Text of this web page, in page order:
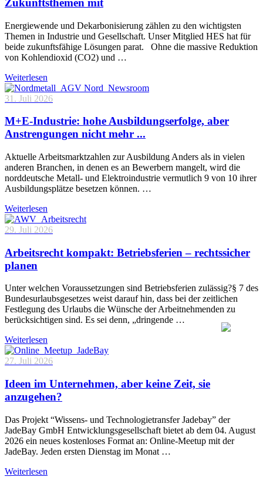
Zukunftsthemen mit
Energiewende und Dekarbonisierung zählen zu den wichtigsten
Themen in Industrie und Gesellschaft. Unser Mitglied HES hat für
beide zukunftsfähige Lösungen parat. Ohne die massive Reduktion
von Kohlendioxid (CO2) und …
Weiterlesen
31. Juli 2026
M+E-Industrie: hohe Ausbildungserfolge, aber
Anstrengungen nicht mehr ...
Aktuelle Arbeitsmarktzahlen zur Ausbildung Anders als in vielen
anderen Branchen, in denen es an Bewerbern mangelt, wird die
norddeutsche Metall- und Elektroindustrie vermutlich 9 von 10 ihrer
Ausbildungsplätze besetzen können. …
Weiterlesen
29. Juli 2026
Arbeitsrecht kompakt: Betriebsferien – rechtssicher
planen
Unter welchen Voraussetzungen sind Betriebsferien zulässig?§ 7 des
Bundesurlaubsgesetzes weist darauf hin, dass bei der zeitlichen
Festlegung des Urlaubs die Wünsche der Arbeitnehmenden zu
berücksichtigen sind. Es sei denn, „dringende …
Weiterlesen
27. Juli 2026
Ideen im Unternehmen, aber keine Zeit, sie
anzugehen?
Das Projekt “Wissens- und Technologietransfer Jadebay” der
JadeBay GmbH Entwicklungsgesellschaft bietet ab dem 04. August
2026 ein neues kostenloses Format an: Online-Meetup mit der
JadeBay. Jeden ersten Dienstag im Monat …
Weiterlesen